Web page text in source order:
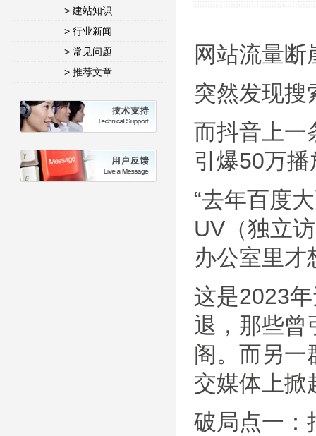
> 建站知识
> 行业新闻
> 常见问题
> 推荐文章
网站流量
突然发现搜
而抖音上一
引爆50万播
“去年百度
UV（独立
办公室里
这是2023
退，那些曾
阁。而另一
交媒体上掀
破局点一：